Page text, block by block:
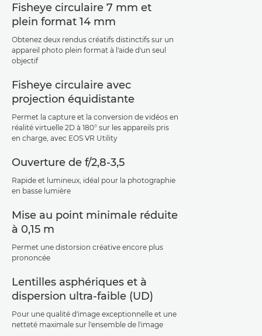
Fisheye circulaire 7 mm et
plein format 14 mm
Obtenez deux rendus créatifs distinctifs sur un
appareil photo plein format à l'aide d'un seul
objectif
Fisheye circulaire avec
projection équidistante
Permet la capture et la conversion de vidéos en
réalité virtuelle 2D à 180° sur les appareils pris
en charge, avec EOS VR Utility
Ouverture de f/2,8-3,5
Rapide et lumineux, idéal pour la photographie
en basse lumière
Mise au point minimale réduite
à 0,15 m
Permet une distorsion créative encore plus
prononcée
Lentilles asphériques et à
dispersion ultra-faible (UD)
Pour une qualité d'image exceptionnelle et une
netteté maximale sur l'ensemble de l'image